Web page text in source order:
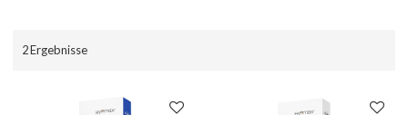
2 Ergebnisse